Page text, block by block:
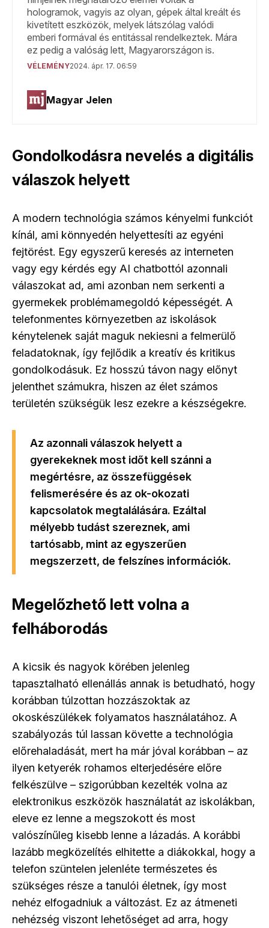
Gondolkodásra nevelés a digitális
válaszok helyett
A modern technológia számos kényelmi funkciót
kínál, ami könnyedén helyettesíti az egyéni
fejtörést. Egy egyszerű keresés az interneten
vagy egy kérdés egy AI chatbottól azonnali
válaszokat ad, ami azonban nem serkenti a
gyermekek problémamegoldó képességét. A
telefonmentes környezetben az iskolások
kénytelenek saját maguk nekiesni a felmerülő
feladatoknak, így fejlődik a kreatív és kritikus
gondolkodásuk. Ez hosszú távon nagy előnyt
jelenthet számukra, hiszen az élet számos
területén szükségük lesz ezekre a készségekre.
Az azonnali válaszok helyett a
gyerekeknek most időt kell szánni a
megértésre, az összefüggések
felismerésére és az ok-okozati
kapcsolatok megtalálására. Ezáltal
mélyebb tudást szereznek, ami
tartósabb, mint az egyszerűen
megszerzett, de felszínes információk.
Megelőzhető lett volna a
felháborodás
A kicsik és nagyok körében jelenleg
tapasztalható ellenállás annak is betudható, hogy
korábban túlzottan hozzászoktak az
okoskészülékek folyamatos használatához. A
szabályozás túl lassan követte a technológia
előrehaladását, mert ha már jóval korábban – az
ilyen ketyerék rohamos elterjedésére előre
felkészülve – szigorúbban kezelték volna az
elektronikus eszközök használatát az iskolákban,
eleve ez lenne a megszokott és most
valószínűleg kisebb lenne a lázadás. A korábbi
lazább megközelítés elhitette a diákokkal, hogy a
telefon szüntelen jelenléte természetes és
szükséges része a tanulói életnek, így most
nehéz elfogadniuk a változást. Ez az átmeneti
nehézség viszont lehetőséget ad arra, hogy